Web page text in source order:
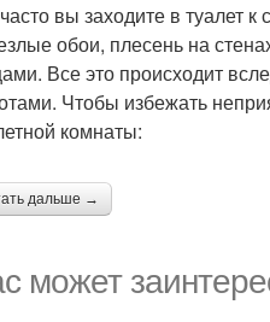
вы заходите в туалет
обои, плесень на
Все это происходит
Чтобы избежать
комнаты:
дальше →
может